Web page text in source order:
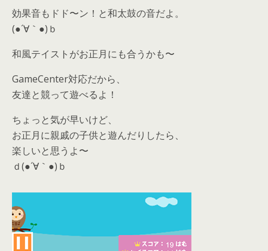
効果音もドド〜ン！と和太鼓の音だよ。
(●´∀｀●)ｂ
和風テイストがお正月にも合うかも〜
GameCenter対応だから、
友達と競って遊べるよ！
ちょっと気が早いけど、
お正月に親戚の子供と遊んだりしたら、
楽しいと思うよ〜
ｄ(●´∀｀●)ｂ